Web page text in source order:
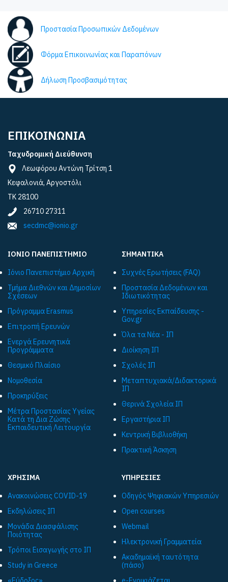
Προστασία Προσωπικών Δεδομένων
Φόρμα Επικοινωνίας και Παραπόνων
Δήλωση Προσβασιμότητας
ΕΠΙΚΟΙΝΩΝΙΑ
Ταχυδρομική Διεύθυνση
Λεωφόρου Αντώνη Τρίτση 1
Κεφαλονιά, Αργοστόλι
ΤΚ 28100
26710 27311
secdmc@ionio.gr
ΙΟΝΙΟ ΠΑΝΕΠΙΣΤΗΜΙΟ
Ιόνιο Πανεπιστήμιο Αρχική
Τμήμα Διεθνών και Δημοσίων
Σχέσεων
Πρόγραμμα Εrasmus
Επιτροπή Ερευνών
Ενεργά Ερευνητικά
Προγράμματα
Θεσμικό Πλαίσιο
Νομοθεσία
Προκηρύξεις
Μέτρα Προστασίας Υγείας
Κατά τη Δια Ζώσης
Εκπαιδευτική Λειτουργία
ΣΗΜΑΝΤΙΚΑ
Συχνές Ερωτήσεις (FAQ)
Προστασία Δεδομένων και
Ιδιωτικότητας
Υπηρεσίες Εκπαίδευσης -
Gov.gr
Όλα τα Νέα - ΙΠ
Διοίκηση ΙΠ
Σχολές ΙΠ
Μεταπτυχιακά/Διδακτορικά
ΙΠ
Θερινά Σχολεία ΙΠ
Εργαστήρια ΙΠ
Κεντρική Βιβλιοθήκη
Πρακτική Άσκηση
ΧΡΗΣΙΜΑ
Ανακοινώσεις COVID-19
Εκδηλώσεις ΙΠ
Μονάδα Διασφάλισης
Ποιότητας
Τρόποι Εισαγωγής στο ΙΠ
Study in Greece
ΥΠΗΡΕΣΙΕΣ
Οδηγός Ψηφιακών Υπηρεσιών
Open courses
Webmail
Ηλεκτρονική Γραμματεία
Ακαδημαϊκή ταυτότητα
(πάσο)